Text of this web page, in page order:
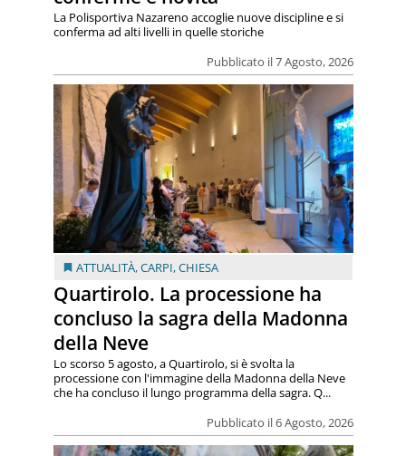
Pubblicato il 7 Agosto, 2026
La Polisportiva Nazareno accoglie nuove discipline e si
conferma ad alti livelli in quelle storiche
ATTUALITÀ,CARPI,CHIESA
Quartirolo. La processione ha
concluso la sagra della Madonna
della Neve
Pubblicato il 6 Agosto, 2026
Lo scorso 5 agosto, a Quartirolo, si è svolta la
processione con l'immagine della Madonna della Neve
che ha concluso il lungo programma della sagra. Q...